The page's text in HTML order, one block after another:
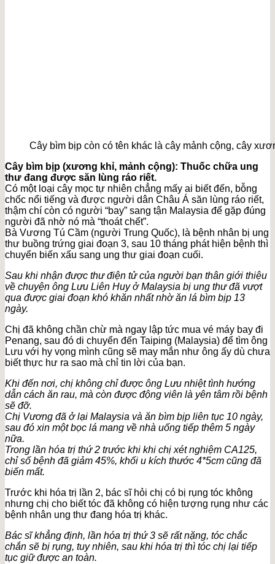
Cây bìm bịp còn có tên khác là cây mảnh cộng, cây
Cây bìm bịp (xương khỉ, mảnh cộng): Thuốc chữa ung
thư đang được săn lùng ráo riết.
Có một loại cây mọc tự nhiên chẳng mấy ai biết đến, bỗng
chốc nổi tiếng và được người dân Châu Á săn lùng ráo riết,
thậm chí còn có người “bay” sang tận Malaysia để gặp đúng
người đã nhờ nó mà “thoát chết”.
Bà Vương Tú Cầm (người Trung Quốc), là bệnh nhân bị ung
thư buồng trứng giai đoạn 3, sau 10 tháng phát hiện bệnh thì
chuyển biến xấu sang ung thư giai đoạn cuối.
Sau khi nhận được thư điện tử của người bạn thân giới thiệu
về chuyện ông Lưu Liên Huy ở Malaysia bị ung thư đã vượt
qua được giai đoạn khó khăn nhất nhờ ăn lá bìm bịp 13
ngày.
Chị đã không chần chừ mà ngay lập tức mua vé máy bay đi
Penang, sau đó di chuyển đến Taiping (Malaysia) để tìm ông
Lưu với hy vọng mình cũng sẽ may mắn như ông ấy dù chưa
biết thực hư ra sao mà chỉ tin lời của bạn.
Khi đến nơi, chị không chỉ được ông Lưu nhiệt tình hướng
dẫn cách ăn rau, mà còn được động viên là yên tâm rồi bệnh
sẽ đỡ.
Chị Vương đã ở lại Malaysia và ăn bìm bịp liên tục 10 ngày,
sau đó xin một bọc lá mang về nhà uống tiếp thêm 5 ngày
nữa.
Trong lần hóa trị thứ 2 trước khi khi chị xét nghiệm CA125,
chỉ số bệnh đã giảm 45%, khối u kích thước 4*5cm cũng đã
biến mất.
Trước khi hóa trị lần 2, bác sĩ hỏi chị có bị rụng tóc không
nhưng chị cho biết tóc đã không có hiện tượng rụng như các
bệnh nhân ung thư đang hóa trị khác.
Bác sĩ khẳng định, lần hóa trị thứ 3 sẽ rất nặng, tóc chắc
chắn sẽ bị rụng, tuy nhiên, sau khi hóa trị thì tóc chị lại tiếp
tục giữ được an toàn.